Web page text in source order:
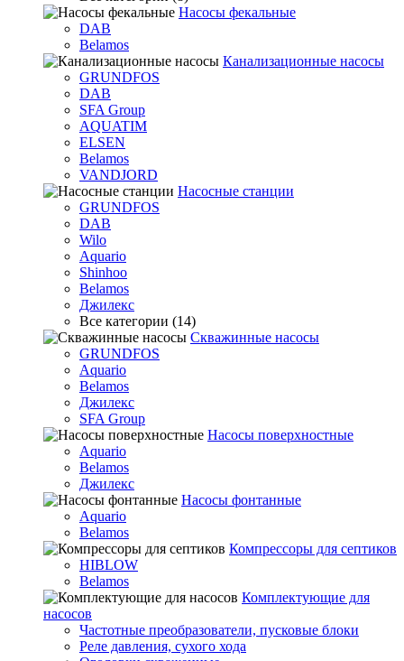
Насосы фекальные
DAB
Belamos
Канализационные насосы
GRUNDFOS
DAB
SFA Group
AQUATIM
ELSEN
Belamos
VANDJORD
Насосные станции
GRUNDFOS
DAB
Wilo
Aquario
Shinhoo
Belamos
Джилекс
Все категории (14)
Скважинные насосы
GRUNDFOS
Aquario
Belamos
Джилекс
SFA Group
Насосы поверхностные
Aquario
Belamos
Джилекс
Насосы фонтанные
Aquario
Belamos
Компрессоры для септиков
HIBLOW
Belamos
Комплектующие для
насосов
Частотные преобразователи, пусковые блоки
Реле давления, сухого хода